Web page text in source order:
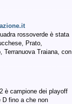
rossoverde è stata
Prato,
Terranuova Traiana, con
è campione dei playoff
fino a che non